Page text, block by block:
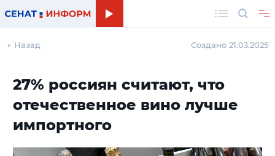
← Назад Создано 21.03.2025
27% россиян считают, что
отечественное вино лучше
импортного